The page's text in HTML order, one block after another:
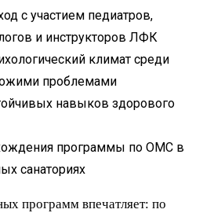
с участием педиатров,
и инструкторов ЛФК
климат среди
проблемами
навыков здорового
программы по ОМС в
санаториях
программ впечатляет: по